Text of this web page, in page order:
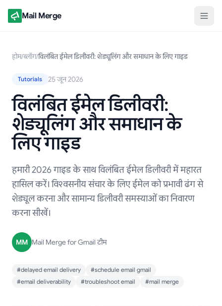
Mail Merge
होम/ब्लॉग/विलंबित ईमेल डिलीवरी: शेड्यूलिंग और समाधान के लिए गाइड
Tutorials 25 जून 2026
विलंबित ईमेल डिलीवरी:
शेड्यूलिंग और समाधान के
लिए गाइड
हमारी 2026 गाइड के साथ विलंबित ईमेल डिलीवरी में महारत
हासिल करें। विश्वसनीय संचार के लिए ईमेल को प्रभावी ढंग से
शेड्यूल करना और सामान्य डिलीवरी समस्याओं का निवारण
करना सीखें।
MM Mail Merge for Gmail टीम
#delayed email delivery
#schedule email gmail
#email deliverability
#troubleshoot email #mail merge